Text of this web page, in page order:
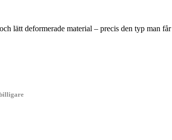
lätt deformerade material – precis den typ man